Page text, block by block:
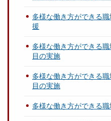
多様な働き方ができる
援
多様な働き方ができる
目の実施
多様な働き方ができる
目の実施
多様な働き方ができる